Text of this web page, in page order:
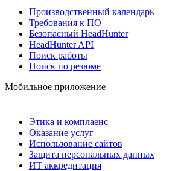
Производственный календарь
Требования к ПО
Безопасный HeadHunter
HeadHunter API
Поиск работы
Поиск по резюме
Мобильное приложение
Этика и комплаенс
Оказание услуг
Использование сайтов
Защита персональных данных
ИТ аккредитация